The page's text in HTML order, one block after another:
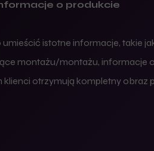
o produkcie
istotne informacje, takie
montażu/montażu, informacje
klienci otrzymują kompletny obraz